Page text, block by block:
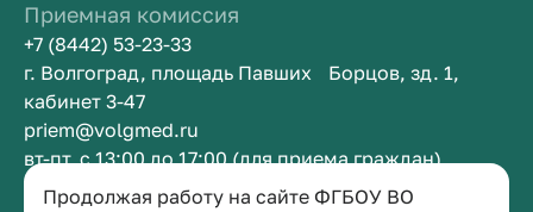
Продолжая работу на сайте ФГБОУ ВО
Приемная комиссия
+7 (8442) 53-23-33
г. Волгоград, площадь Павших Борцов, зд. 1,
кабинет 3-47
priem@volgmed.ru
вт-пт, с 13:00 до 17:00 (для приема граждан)